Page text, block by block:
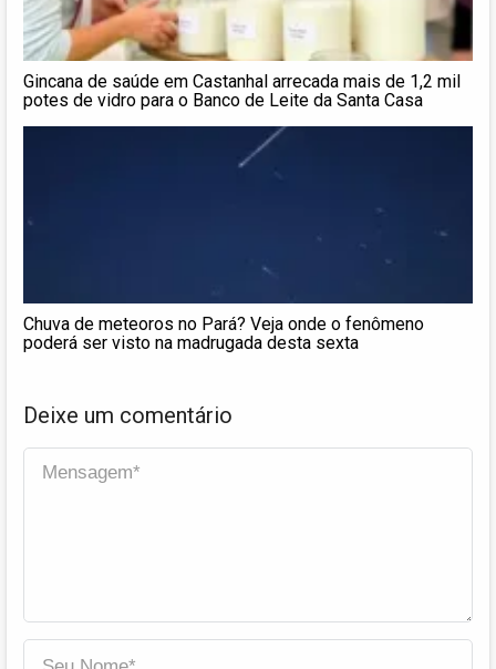
Gincana de saúde em Castanhal arrecada mais de 1,2 mil
potes de vidro para o Banco de Leite da Santa Casa
Chuva de meteoros no Pará? Veja onde o fenômeno
poderá ser visto na madrugada desta sexta
Deixe um comentário